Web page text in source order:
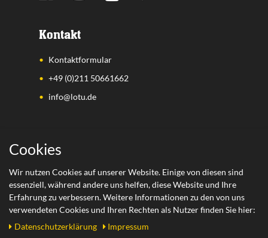
Kontakt
Kontaktformular
+49 (0)211 50661662
info@lotu.de
Wichtige Links
Versand
Retoure
Cookies
Wir nutzen Cookies auf unserer Website. Einige von diesen sind
essenziell, während andere uns helfen, diese Website und Ihre
Erfahrung zu verbessern. Weitere Informationen zu den von uns
verwendeten Cookies und Ihren Rechten als Nutzer finden Sie hier:
Daten­schutz­erklärung
Impressum